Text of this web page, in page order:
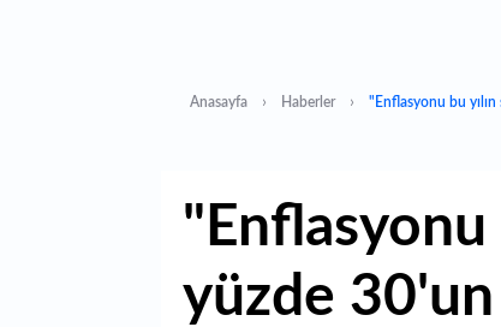
Anasayfa Haberler "Enflasyonu bu
"Enflasyonu
yüzde